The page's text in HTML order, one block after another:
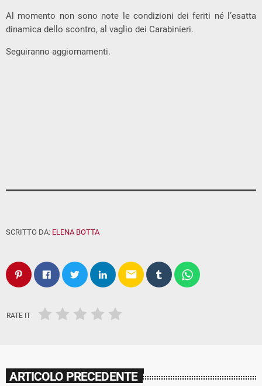
Al momento non sono note le condizioni dei feriti né l’esatta
dinamica dello scontro, al vaglio dei Carabinieri.
Seguiranno aggiornamenti.
SCRITTO DA: ELENA BOTTA
email
RATE IT
ARTICOLO PRECEDENTE